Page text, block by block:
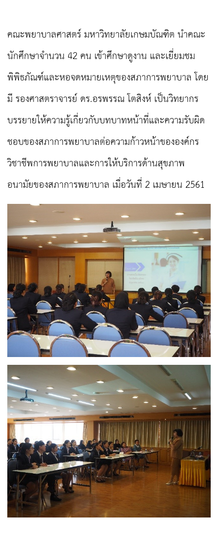
คณะพยาบาลศาสตร์ มหาวิทยาลัยเกษมบัณฑิต นำคณะ
นักศึกษาจำนวน 42 คน เข้าศึกษาดูงาน และเยี่ยมชม
พิพิธภัณฑ์และหอจดหมายเหตุของสภาการพยาบาล โดย
มี รองศาสตราจารย์ ดร.อรพรรณ โตสิงห์ เป็นวิทยากร
บรรยายให้ความรู้เกี่ยวกับบทบาทหน้าที่และความรับผิด
ชอบของสภาการพยาบาลต่อความก้าวหน้าขององค์กร
วิชาชีพการพยาบาลและการให้บริการด้านสุขภาพ
อนามัยของสภาการพยาบาล เมื่อวันที่ 2 เมษายน 2561